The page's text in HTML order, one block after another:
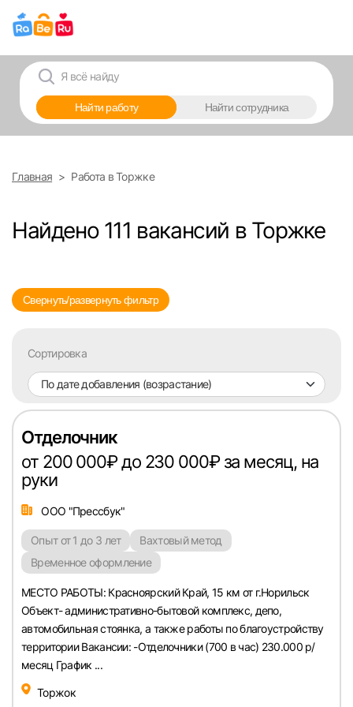
Найти работу Найти сотрудника
Выберите город
Москва
Саратов
Челябинск
Пермь
Самара
Оренбург
Волгоград
Ульяновск
Курган
Уфа
Главная Работа в Торжке
Найдено 111 вакансий в Торжке
Свернуть/развернуть фильтр
Сортировка
По дате добавления (возрастание)
Отделочник
от 200 000₽ до 230 000₽ за месяц, на
руки
ООО "Прессбук"
Опыт от 1 до 3 лет
Вахтовый метод
Временное оформление
МЕСТО РАБОТЫ: Красноярский Край, 15 км от г.Норильск
Объект- административно-бытовой комплекс, депо,
автомобильная стоянка, а также работы по благоустройству
территории Вакансии: -Отделочники (700 в час) 230.000 р/
месяц График ...
Торжок